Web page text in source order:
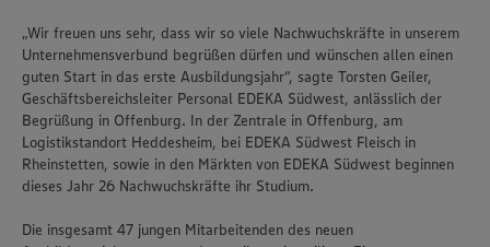
„Wir freuen uns sehr, dass wir so viele Nachwuchskräfte in unserem
Unternehmensverbund begrüßen dürfen und wünschen allen einen
guten Start in das erste Ausbildungsjahr“, sagte Torsten Geiler,
Geschäftsbereichsleiter Personal EDEKA Südwest, anlässlich der
Begrüßung in Offenburg. In der Zentrale in Offenburg, am
Logistikstandort Heddesheim, bei EDEKA Südwest Fleisch in
Rheinstetten, sowie in den Märkten von EDEKA Südwest beginnen
dieses Jahr 26 Nachwuchskräfte ihr Studium.
Die insgesamt 47 jungen Mitarbeitenden des neuen